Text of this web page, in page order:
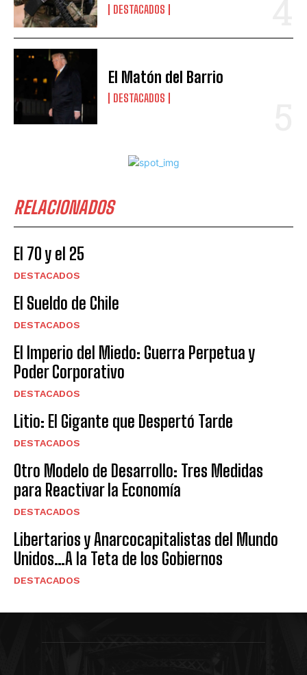
DESTACADOS
El Matón del Barrio
DESTACADOS
RELACIONADOS
El 70 y el 25
DESTACADOS
El Sueldo de Chile
DESTACADOS
El Imperio del Miedo: Guerra Perpetua y
Poder Corporativo
DESTACADOS
Litio: El Gigante que Despertó Tarde
DESTACADOS
Otro Modelo de Desarrollo: Tres Medidas
para Reactivar la Economía
DESTACADOS
Libertarios y Anarcocapitalistas del Mundo
Unidos…A la Teta de los Gobiernos
DESTACADOS